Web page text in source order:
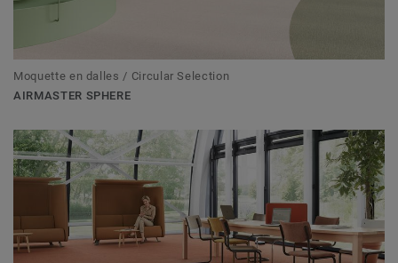
Moquette en dalles / Circular Selection
AIRMASTER SPHERE